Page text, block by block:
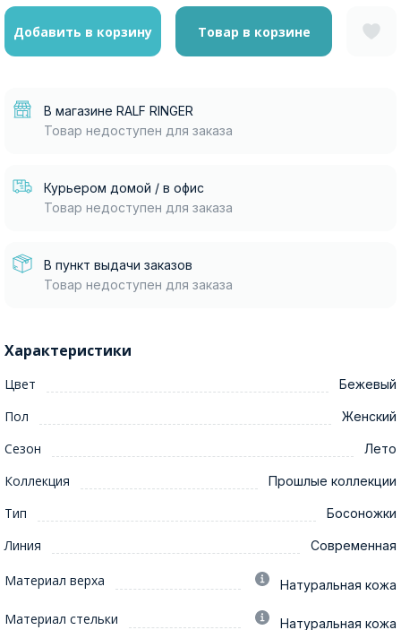
Добавить в корзину Товар в корзине
В магазине RALF RINGER
Товар недоступен для заказа
Курьером домой / в офис
Товар недоступен для заказа
В пункт выдачи заказов
Товар недоступен для заказа
Характеристики
Цвет Бежевый
Пол Женский
Сезон Лето
Коллекция Прошлые коллекции
Тип Босоножки
Линия Современная
Материал верха Натуральная кожа
Материал стельки Натуральная кожа